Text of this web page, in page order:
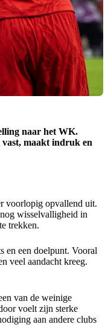
naar het WK.
maakt indruk en
voorlopig opvallend uit.
wisselvalligheid in
trekken.
en een doelpunt. Vooral
veel aandacht kreeg.
van de weinige
voelt zijn sterke
aan andere clubs